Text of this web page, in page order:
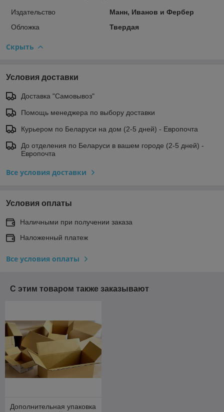
Издательство
Манн, Иванов и Фербер
Обложка
Твердая
Скрыть
Условия доставки
Доставка "Самовывоз"
Помощь менеджера по выбору доставки
Курьером по Беларуси на дом (2-5 дней) - Европочта
До отделения по Беларуси в вашем городе (2-5 дней) -
Европочта
Все условия доставки
Условия оплаты
Наличными при получении заказа
Наложенный платеж
Все условия оплаты
С этим товаром также заказывают
Дополнительная упаковка